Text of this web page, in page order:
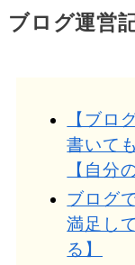
ブログ運営
【ブロ
書いて
【自分
ブログ
満足し
る】